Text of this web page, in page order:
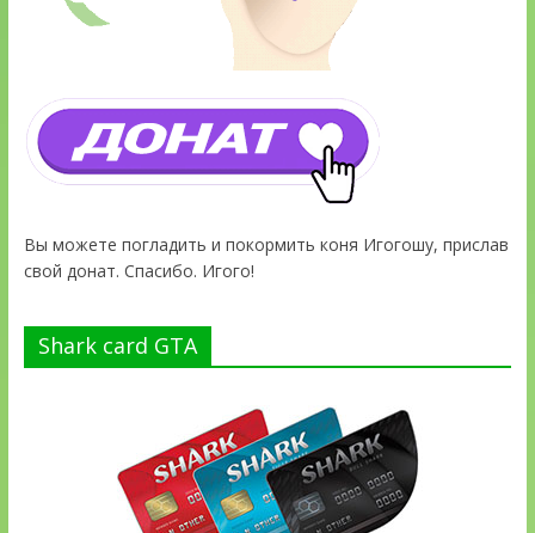
Вы можете погладить и покормить коня Игогошу, прислав
свой донат. Спасибо. Игого!
Shark card GTA